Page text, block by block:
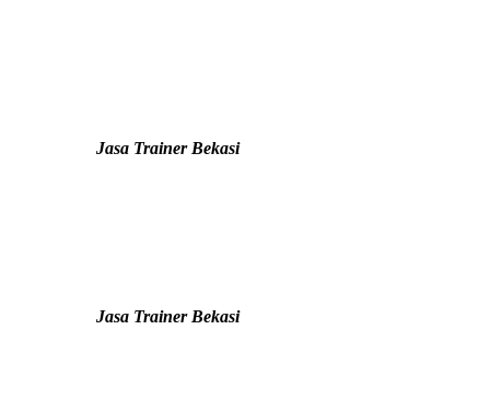
Jasa Trainer Bekasi
Jasa Trainer Bekasi